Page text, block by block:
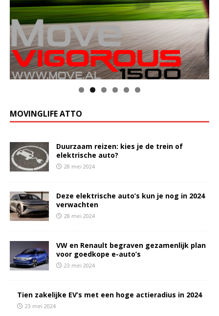
MOVINGLIFE ATTO
Duurzaam reizen: kies je de trein of
elektrische auto?
28 mei 2024
Deze elektrische auto’s kun je nog in 2024
verwachten
28 mei 2024
VW en Renault begraven gezamenlijk plan
voor goedkope e-auto’s
23 mei 2024
Tien zakelijke EV’s met een hoge actieradius in 2024
23 mei 2024